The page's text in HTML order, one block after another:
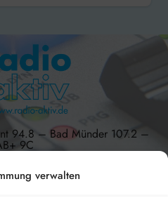
verwalten
94.8 – Bad Münder 107.2 –
9C